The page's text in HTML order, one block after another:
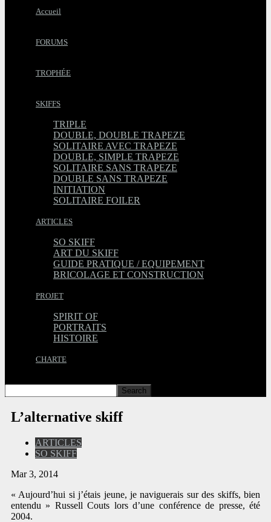
Accueil
FORUMS
TROPHÉE
SKIFFS
TRIPLE
DOUBLE, DOUBLE TRAPEZE
SOLITAIRE AVEC TRAPEZE
DOUBLE, SIMPLE TRAPEZE
SOLITAIRE SANS TRAPEZE
DOUBLE SANS TRAPEZE
INITIATION
SOLITAIRE FOILER
ARTICLES
SO SKIFF
ART DU SKIFF
GUIDE PRATIQUE / EQUIPEMENT
BRICOLAGE ET CONSTRUCTION
PROJET
SPIRIT OF
PORTRAITS
HISTOIRE
CHARTE
L’alternative skiff
ARTICLES
SO SKIFF
Mar 3, 2014
« Aujourd’hui si j’étais jeune, je naviguerais sur des skiffs, bien
entendu » Russell Couts lors d’une conférence de presse, été
2004.